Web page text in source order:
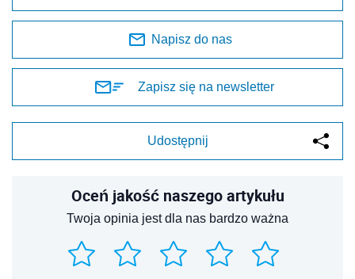
Napisz do nas
Zapisz się na newsletter
Udostępnij
Oceń jakość naszego artykułu
Twoja opinia jest dla nas bardzo ważna